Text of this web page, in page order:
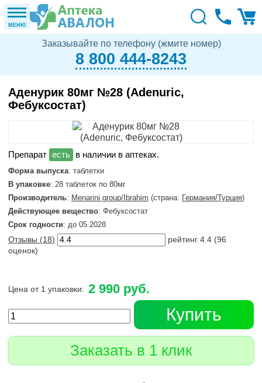
МЕНЮ
Заказывайте по телефону (жмите номер)
8 800 444-8243
Аденурик 80мг №28 (Adenuric,
Фебуксостат)
в наличии в аптеках.
Форма выпуска: таблетки
В упаковке: 28 таблеток по 80мг
Производитель: Menarini group/Ibrahim (страна: Германия/Турция)
Действующее вещество: Фебуксостат
Срок годности: до 05.2028
Отзывы (18) рейтинг 4.4 (96
оценок)
Цена от 1 упаковки: 2 990 руб.
Купить
Заказать в 1 клик